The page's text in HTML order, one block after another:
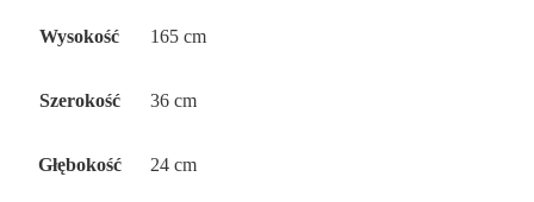
Wysokość 165 cm
Szerokość 36 cm
Głębokość 24 cm